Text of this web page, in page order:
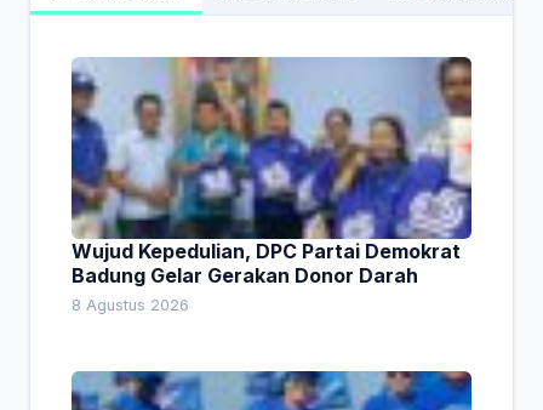
Wujud Kepedulian, DPC Partai Demokrat
Badung Gelar Gerakan Donor Darah
8 Agustus 2026